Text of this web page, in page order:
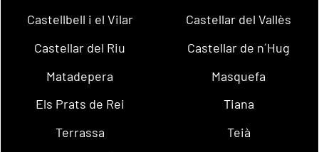
Castellbell i el Vilar
Castellar del Vallès
Castellar del Riu
Castellar de n´Hug
Matadepera
Masquefa
Els Prats de Rei
Tiana
Terrassa
Teià